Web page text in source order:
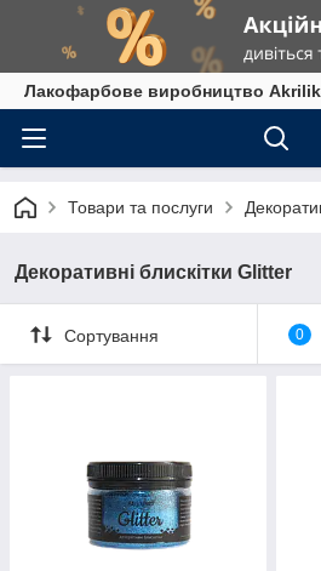
Лакофарбове виробництво
Товари та послуги
Декоративні блискітки Glitter
Сортування 0